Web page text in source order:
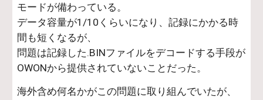
モードが備わっている。
データ容量が1/10くらいになり、記録にかかる時
間も短くなるが、
問題は記録した.BINファイルをデコードする手段が
OWONから提供されていないことだった。
海外含め何名かがこの問題に取り組んでいたが、